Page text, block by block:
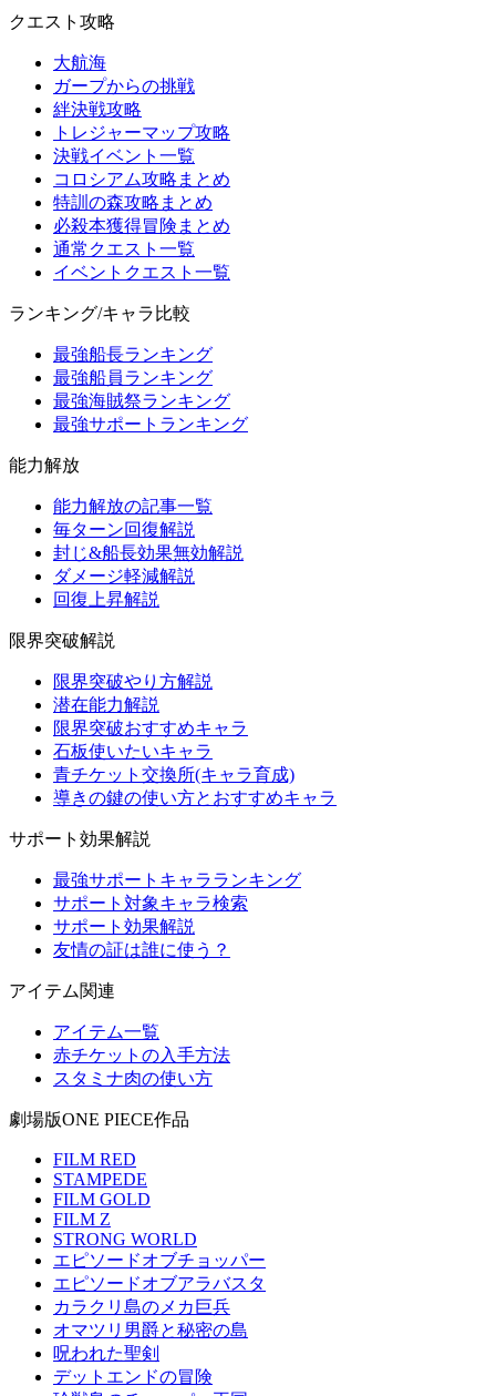
クエスト攻略
大航海
ガープからの挑戦
絆決戦攻略
トレジャーマップ攻略
決戦イベント一覧
コロシアム攻略まとめ
特訓の森攻略まとめ
必殺本獲得冒険まとめ
通常クエスト一覧
イベントクエスト一覧
ランキング/キャラ比較
最強船長ランキング
最強船員ランキング
最強海賊祭ランキング
最強サポートランキング
能力解放
能力解放の記事一覧
毎ターン回復解説
封じ&船長効果無効解説
ダメージ軽減解説
回復上昇解説
限界突破解説
限界突破やり方解説
潜在能力解説
限界突破おすすめキャラ
石板使いたいキャラ
青チケット交換所(キャラ育成)
導きの鍵の使い方とおすすめキャラ
サポート効果解説
最強サポートキャラランキング
サポート対象キャラ検索
サポート効果解説
友情の証は誰に使う？
アイテム関連
アイテム一覧
赤チケットの入手方法
スタミナ肉の使い方
劇場版ONE PIECE作品
FILM RED
STAMPEDE
FILM GOLD
FILM Z
STRONG WORLD
エピソードオブチョッパー
エピソードオブアラバスタ
カラクリ島のメカ巨兵
オマツリ男爵と秘密の島
呪われた聖剣
デットエンドの冒険